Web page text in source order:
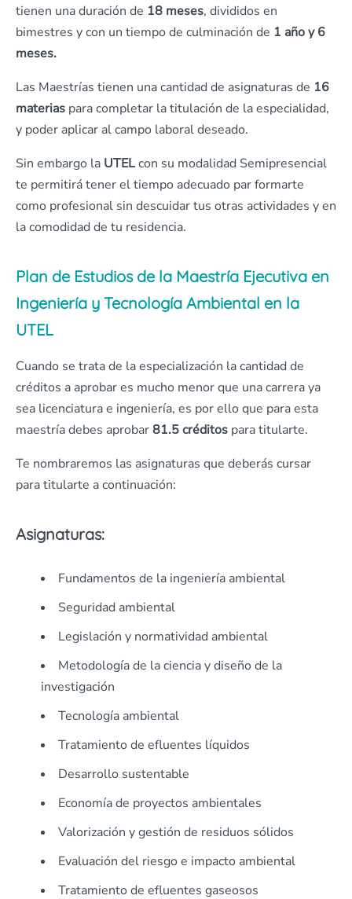
tienen una duración de 18 meses, divididos en
bimestres y con un tiempo de culminación de 1 año y 6
meses.
Las Maestrías tienen una cantidad de asignaturas de 16
materias para completar la titulación de la especialidad,
y poder aplicar al campo laboral deseado.
Sin embargo la UTELcon su modalidad Semipresencial
te permitirá tener el tiempo adecuado par formarte
como profesional sin descuidar tus otras actividades y en
la comodidad de tu residencia.
Plan de Estudios de la Maestría Ejecutiva en
Ingeniería y Tecnología Ambiental en la
UTEL
Cuando se trata de la especialización la cantidad de
créditos a aprobar es mucho menor que una carrera ya
sea licenciatura e ingeniería, es por ello que para esta
maestría debes aprobar81.5 créditos para titularte.
Te nombraremos las asignaturas que deberás cursar
para titularte a continuación:
Asignaturas:
Fundamentos de la ingeniería ambiental
Seguridad ambiental
Legislación y normatividad ambiental
Metodología de la ciencia y diseño de la
investigación
Tecnología ambiental
Tratamiento de efluentes líquidos
Desarrollo sustentable
Economía de proyectos ambientales
Valorización y gestión de residuos sólidos
Evaluación del riesgo e impacto ambiental
Tratamiento de efluentes gaseosos